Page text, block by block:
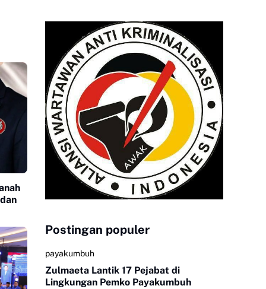
Postingan populer
payakumbuh
Zulmaeta Lantik 17 Pejabat di
Lingkungan Pemko Payakumbuh